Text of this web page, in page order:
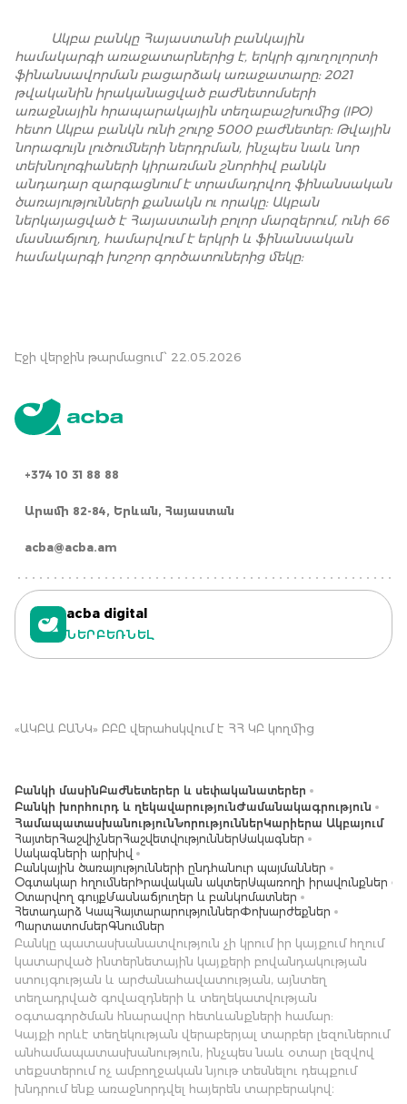
Ակբա բանկը Հայաստանի բանկային
համակարգի առաջատարներից է, երկրի գյուղոլորտի
ֆինանսավորման բացարձակ առաջատարը: 2021
թվականին իրականացված բաժնետոմսերի
առաջնային հրապարակային տեղաբաշխումից (IPO)
հետո Ակբա բանկն ունի շուրջ 5000 բաժնետեր: Թվային
նորագույն լուծումների ներդրման, ինչպես նաև նոր
տեխնոլոգիաների կիրառման շնորհիվ բանկն
անդադար զարգացնում է տրամադրվող ֆինանսական
ծառայությունների քանակն ու որակը: Ակբան
ներկայացված է Հայաստանի բոլոր մարզերում, ունի 66
մասնաճյուղ, համարվում է երկրի և ֆինանսական
համակարգի խոշոր գործատուներից մեկը:
Էջի վերջին թարմացում՝ 22.05.2026
+374 10 31 88 88
Արամի 82-84, Երևան, Հայաստան
acba@acba.am
acba digital
ՆԵՐԲԵՌՆԵԼ
«ԱԿԲԱ ԲԱՆԿ» ԲԲԸ վերահսկվում է ՀՀ ԿԲ կողմից
Բանկի մասինԲաժնետերեր և սեփականատերեր
Բանկի խորհուրդ և ղեկավարությունԺամանակագրություն
ՀամապատասխանությունՆորություններԿարիերա Ակբայում
ՀայտերՀաշվիչներՀաշվետվություններՍակագներ
Սակագների արխիվ
Բանկային ծառայությունների ընդհանուր պայմաններ
Օգտակար հղումներ Իրավական ակտերՍպառողի իրավունքներ
Օտարվող գույքՄասնաճյուղեր և բանկոմատներ
Հետադարձ ԿապՀայտարարություններՓոխարժեքներ
ՊարտատոմսերԳնումներ
Բանկը պատասխանատվություն չի կրում իր կայքում հղում
կատարված ինտերնետային կայքերի բովանդակության
ստույգության և արժանահավատության, այնտեղ
տեղադրված գովազդների և տեղեկատվության
օգտագործման հնարավոր հետևանքների համար:
Կայքի որևէ տեղեկության վերաբերյալ տարբեր լեզուներում
անհամապատասխանություն, ինչպես նաև օտար լեզվով
տեքստերում ոչ ամբողջական նյութ տեսնելու դեպքում
խնդրում ենք առաջնորդվել հայերեն տարբերակով։